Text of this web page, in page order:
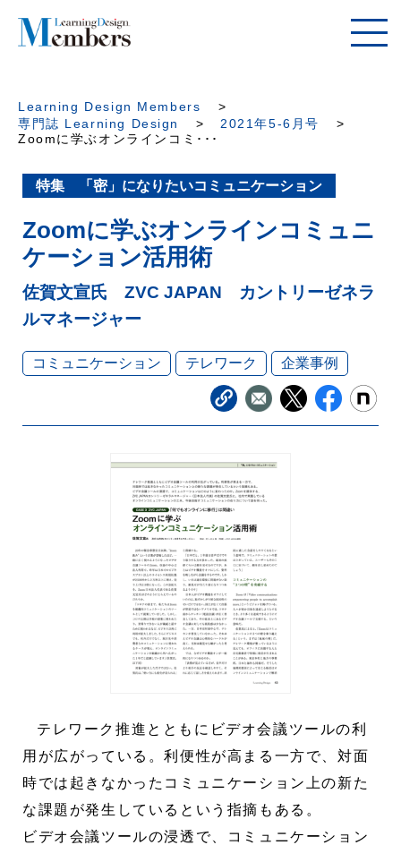
Learning Design Members
専門誌 Learning Design
2021年5-6月号
Zoomに学ぶオンラインコミ･･･
特集 「密」になりたいコミュニケーション
Zoomに学ぶオンラインコミュニ
ケーション活用術
佐賀文宣氏 ZVC JAPAN カントリーゼネラ
ルマネージャー
コミュニケーション テレワーク 企業事例
テレワーク推進とともにビデオ会議ツールの利
用が広がっている。利便性が高まる一方で、対面
時では起きなかったコミュニケーション上の新た
な課題が発生しているという指摘もある。
ビデオ会議ツールの浸透で、コミュニケーション